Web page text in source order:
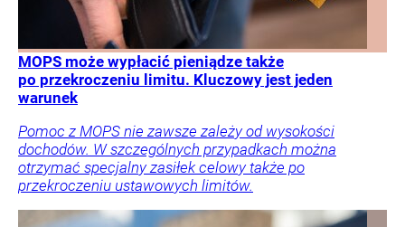
MOPS może wypłacić pieniądze także
po przekroczeniu limitu. Kluczowy jest jeden
warunek
Pomoc z MOPS nie zawsze zależy od wysokości
dochodów. W szczególnych przypadkach można
otrzymać specjalny zasiłek celowy także po
przekroczeniu ustawowych limitów.